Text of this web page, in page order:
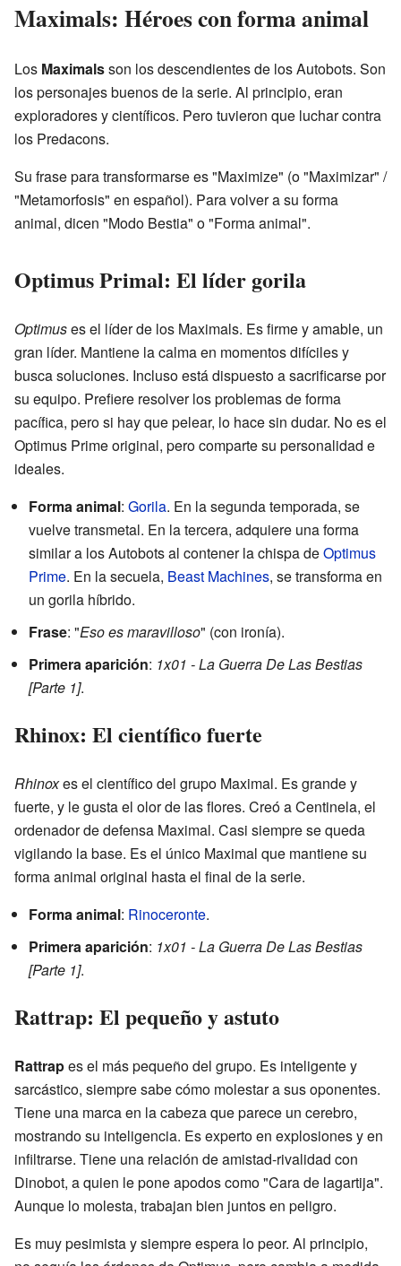
Maximals: Héroes con forma animal
Los Maximalsson los descendientes de los Autobots. Son
los personajes buenos de la serie. Al principio, eran
exploradores y científicos. Pero tuvieron que luchar contra
los Predacons.
Su frase para transformarse es "Maximize" (o "Maximizar" /
"Metamorfosis" en español). Para volver a su forma
animal, dicen "Modo Bestia" o "Forma animal".
Optimus Primal: El líder gorila
Optimuses el líder de los Maximals. Es firme y amable, un
gran líder. Mantiene la calma en momentos difíciles y
busca soluciones. Incluso está dispuesto a sacrificarse por
su equipo. Prefiere resolver los problemas de forma
pacífica, pero si hay que pelear, lo hace sin dudar. No es el
Optimus Prime original, pero comparte su personalidad e
ideales.
Forma animal: Gorila. En la segunda temporada, se
vuelve transmetal. En la tercera, adquiere una forma
similar a los Autobots al contener la chispa deOptimus
Prime. En la secuela, Beast Machines, se transforma en
un gorila híbrido.
Frase: "Eso es maravilloso" (con ironía).
Primera aparición: 1x01 - La Guerra De Las Bestias
[Parte 1].
Rhinox: El científico fuerte
Rhinoxes el científico del grupo Maximal. Es grande y
fuerte, y le gusta el olor de las flores. Creó a Centinela, el
ordenador de defensa Maximal. Casi siempre se queda
vigilando la base. Es el único Maximal que mantiene su
forma animal original hasta el final de la serie.
Forma animal: Rinoceronte.
Primera aparición: 1x01 - La Guerra De Las Bestias
[Parte 1].
Rattrap: El pequeño y astuto
Rattrapes el más pequeño del grupo. Es inteligente y
sarcástico, siempre sabe cómo molestar a sus oponentes.
Tiene una marca en la cabeza que parece un cerebro,
mostrando su inteligencia. Es experto en explosiones y en
infiltrarse. Tiene una relación de amistad-rivalidad con
Dinobot, a quien le pone apodos como "Cara de lagartija".
Aunque lo molesta, trabajan bien juntos en peligro.
Es muy pesimista y siempre espera lo peor. Al principio,